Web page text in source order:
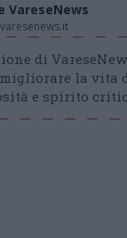
VareseNews
di
la vita
e spirito